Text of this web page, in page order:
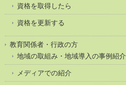
資格を取得したら
資格を更新する
教育関係者・行政の方
地域の取組み・地域導入の事例紹介
メディアでの紹介